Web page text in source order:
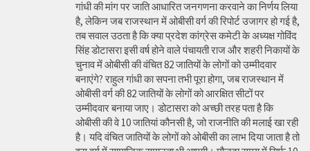
गांधी की मांग पर जाति आधारित जनगणना करवाने का निर्णय लिया
है, लेकिन जब राजस्थान में ओबीसी वर्ग की रिपोर्ट उजागर हो गई है,
तब सवाल उठता है कि क्या प्रदेश कांग्रेस कमेटी के अध्यक्ष गोविंद
सिंह डोटासरा इसी वर्ष होने वाले पंचायती राज और शहरी निकायों के
चुनाव में ओबीसी की वंचित 82 जातियों के लोगों को उम्मीदवार
बनाएंगे? राहुल गांधी का सपना तभी पूरा होगा, जब राजस्थान में
ओबीसी वर्ग की 82 जातियों के लोगों को आरक्षित सीटों पर
उम्मीदवार बनाया जाए। डोटासरा को अच्छी तरह पता है कि
ओबीसी की वे 10 जातियां कौनसी है, जो राजनीति की मलाई खा रही
है। यदि वंचित जातियों के लोगों को ओबीसी का लाभ दिया जाता है तो